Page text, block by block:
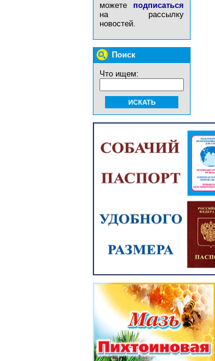
можете подписаться
на рассылку
новостей.
Поиск
Что ищем: